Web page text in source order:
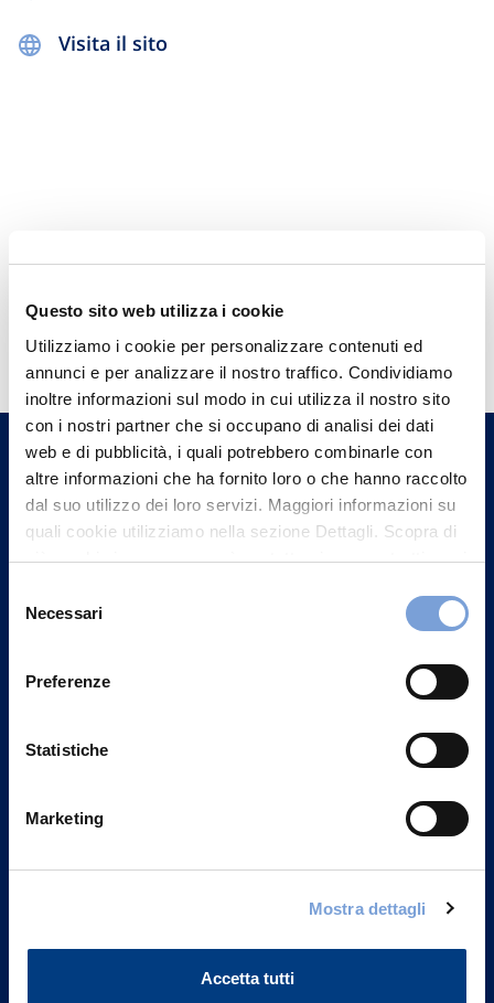
Questo sito web utilizza i cookie
Utilizziamo i cookie per personalizzare contenuti ed
annunci e per analizzare il nostro traffico. Condividiamo
inoltre informazioni sul modo in cui utilizza il nostro sito
con i nostri partner che si occupano di analisi dei dati
web e di pubblicità, i quali potrebbero combinarle con
altre informazioni che ha fornito loro o che hanno raccolto
dal suo utilizzo dei loro servizi. Maggiori informazioni su
quali cookie utilizziamo nella sezione Dettagli. Scopra di
più su chi siamo, come può contattarci e come trattiamo i
può trovare nel footer del sito nella sezione "Informativa
delNecessari
Preferenze
Statistiche
Marketing
Mostra dettagli
Accetta tutti
Visita il sito
Hai bisogno di
informazioni?
Trova l'Agenzia più vicina a te e parla con
un nostro Agente.
Contattaci
Vittoria Assicurazioni S.p.A.